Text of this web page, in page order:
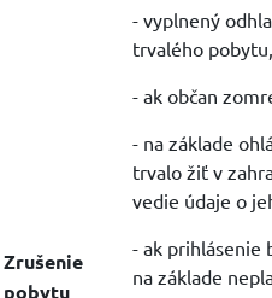
Zrušenie
pobytu
- vyplnený
trvalého pobytu,
- ak občan
- na základe
trvalo žiť v
vedie údaje o
- ak prihlásenie
na základe